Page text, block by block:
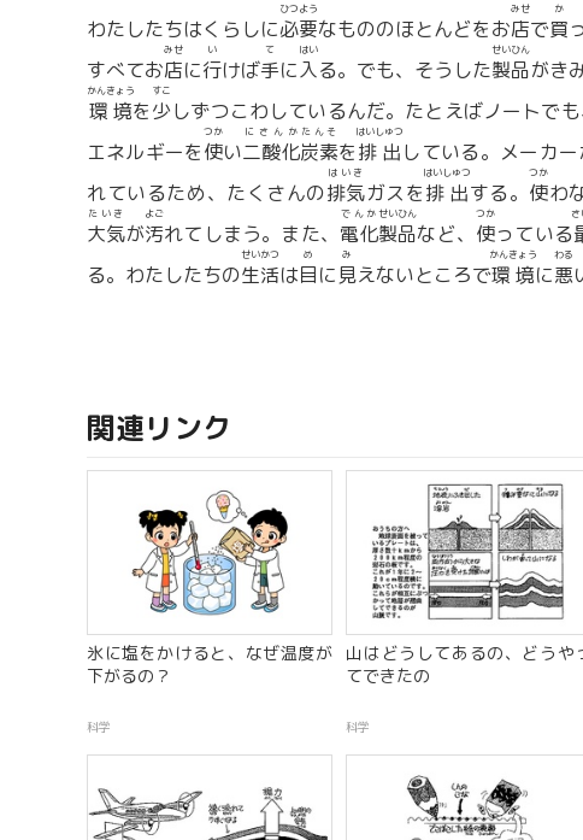
わたしたちはくらしに必要
ひつよう
なもののほとんどをお店
みせ
で買
か
すべてお店
みせ
に行
い
けば手
て
に入
はい
る。でも、そうした製品
せいひん
がき
環境
かんきょう
を少
すこ
しずつこわしているんだ。たとえばノートでも
エネルギーを使
つか
い二酸化
にさんか
炭素
たんそ
を排出
はいしゅつ
している。メーカー
れているため、たくさんの排気
はいき
ガスを排出
はいしゅつ
する。 使
つか
わ
大気
たいき
が汚
よご
れてしまう。また、 電化
でんか
製品
せいひん
など、 使
つか
っている
る。わたしたちの生活
せいかつ
は目
め
に見
み
えないところで環境
かんきょう
に悪
わる
関連リンク
氷に塩をかけると、なぜ温度が
下がるの？
科学
山はどうしてあるの、どうや
てできたの
科学